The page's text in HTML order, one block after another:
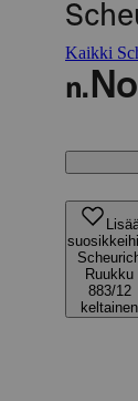
Kaikki
n.
Ruukku
883/12
keltainen